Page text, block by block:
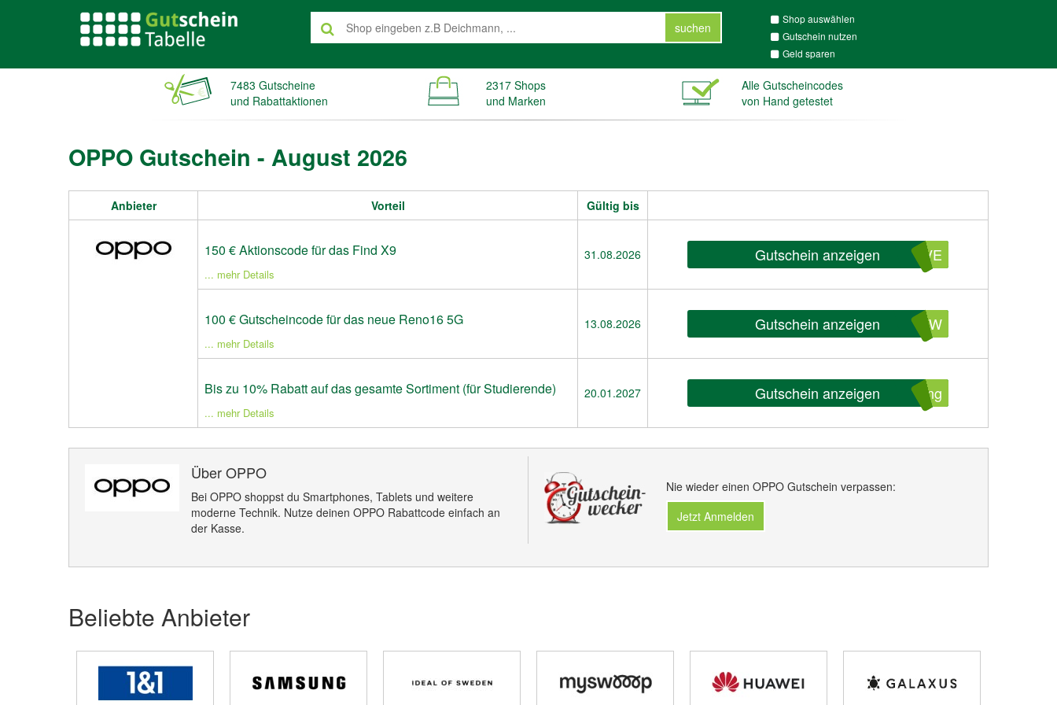
suchen
Shop auswählen
Gutschein nutzen
Geld sparen
7483 Gutscheine
und Rabattaktionen
2317 Shops
und Marken
Alle Gutscheincodes
von Hand getestet
OPPO Gutschein - August 2026
Anbieter Vorteil Gültig bis
150 € Aktionscode für das Find X9
... mehr Details
31.08.2026 Gutschein anzeigen AVE
100 € Gutscheincode für das neue Reno16 5G
... mehr Details
13.08.2026 Gutschein anzeigen NEW
Bis zu 10% Rabatt auf das gesamte Sortiment (für Studierende)
... mehr Details
20.01.2027 Gutschein anzeigen ung
Über OPPO
Bei OPPO shoppst du Smartphones, Tablets und weitere
moderne Technik. Nutze deinen OPPO Rabattcode einfach an
der Kasse.
Nie wieder einen OPPO Gutschein verpassen:
Jetzt Anmelden
Beliebte Anbieter